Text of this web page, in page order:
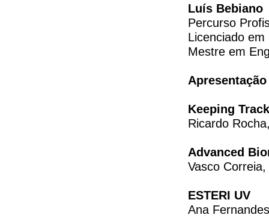
Luís Bebiano
Percurso
Licenciado
Mestre em
Keeping Track
Ricardo
Advanced
Vasco
ESTERI UV
Ana